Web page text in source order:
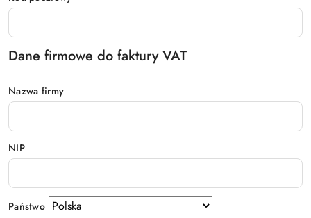
Dane firmowe do faktury VAT
Nazwa firmy
NIP
Państwo